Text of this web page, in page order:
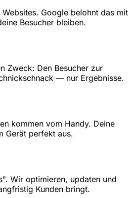
Google belohnt das mit
Besucher bleiben.
Zweck: Den Besucher zur
— nur Ergebnisse.
kommen vom Handy. Deine
Gerät perfekt aus.
Wir optimieren, updaten und
Kunden bringt.